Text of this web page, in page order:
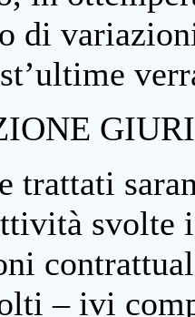
di
trattati
svolte
– ivi